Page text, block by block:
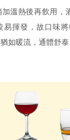
溫熱後再飲用，
易揮發，故口味
如暖流，通體舒泰